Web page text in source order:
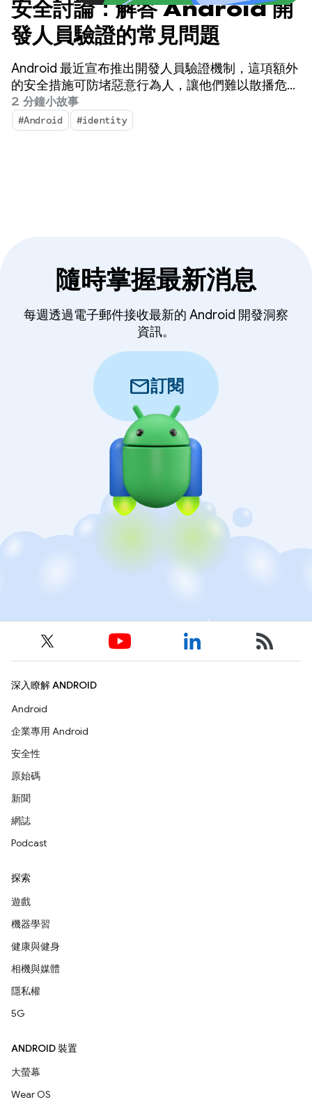
安全討論：解答 Android 開
發人員驗證的常見問題
Android 最近宣布推出開發人員驗證機制，這項額外
的安全措施可防堵惡意行為人，讓他們難以散播危
害。
2 分鐘小故事
#Android #identity
隨時掌握最新消息
每週透過電子郵件接收最新的 Android 開發洞察
資訊。
mail訂閱
深入瞭解 ANDROID
Android
企業專用 Android
安全性
原始碼
新聞
網誌
Podcast
探索
遊戲
機器學習
健康與健身
相機與媒體
隱私權
5G
ANDROID 裝置
大螢幕
Wear OS